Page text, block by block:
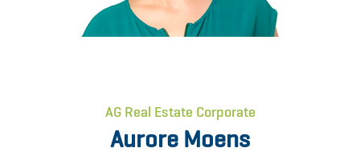
AG Real Estate Corporate
Aurore Moens